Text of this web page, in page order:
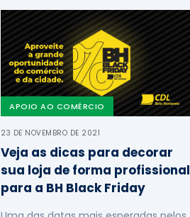
APOIO AO COMÉRCIO
23 DE NOVEMBRO DE 2021
Veja as dicas para decorar
sua loja de forma profissional
para a BH Black Friday